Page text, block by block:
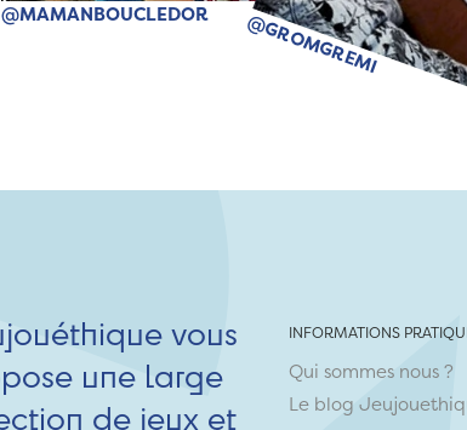
@MAMANBOUCLEDOR @GROMGREMI
vous
une large
de jeux et
INFORMATIONS
Qui sommes nous ?
Le blog